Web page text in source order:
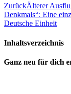
ZurückÄlterer
Denkmals“: Eine
Deutsche Einheit
Inhaltsverzeichnis
Ganz neu für dich